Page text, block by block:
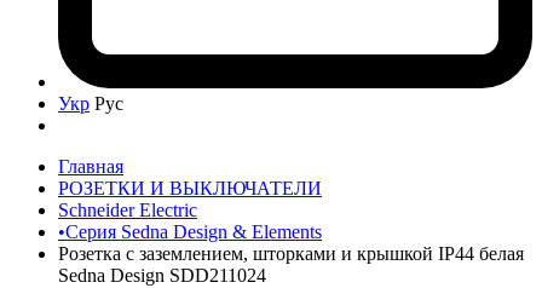
Укр Рус
Главная
РОЗЕТКИ И ВЫКЛЮЧАТЕЛИ
Schneider Electric
•Серия Sedna Design & Elements
Розетка с заземлением, шторками и крышкой IP44 белая
Sedna Design SDD211024